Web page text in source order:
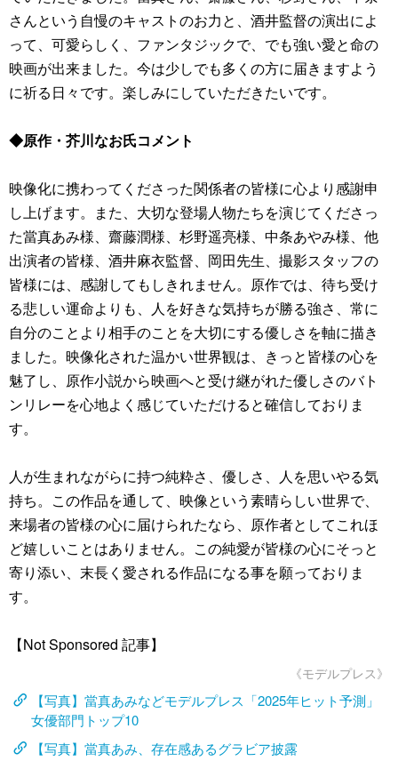
さんという自慢のキャストのお力と、酒井監督の演出によ
って、可愛らしく、ファンタジックで、でも強い愛と命の
映画が出来ました。今は少しでも多くの方に届きますよう
に祈る日々です。楽しみにしていただきたいです。
◆原作・芥川なお氏コメント
映像化に携わってくださった関係者の皆様に心より感謝申
し上げます。また、大切な登場人物たちを演じてくださっ
た當真あみ様、齋藤潤様、杉野遥亮様、中条あやみ様、他
出演者の皆様、酒井麻衣監督、岡田先生、撮影スタッフの
皆様には、感謝してもしきれません。原作では、待ち受け
る悲しい運命よりも、人を好きな気持ちが勝る強さ、常に
自分のことより相手のことを大切にする優しさを軸に描き
ました。映像化された温かい世界観は、きっと皆様の心を
魅了し、原作小説から映画へと受け継がれた優しさのバト
ンリレーを心地よく感じていただけると確信しておりま
す。
人が生まれながらに持つ純粋さ、優しさ、人を思いやる気
持ち。この作品を通して、映像という素晴らしい世界で、
来場者の皆様の心に届けられたなら、原作者としてこれほ
ど嬉しいことはありません。この純愛が皆様の心にそっと
寄り添い、末長く愛される作品になる事を願っておりま
す。
【Not Sponsored 記事】
《モデルプレス》
【写真】當真あみなどモデルプレス「2025年ヒット予測」
女優部門トップ10
【写真】當真あみ、存在感あるグラビア披露